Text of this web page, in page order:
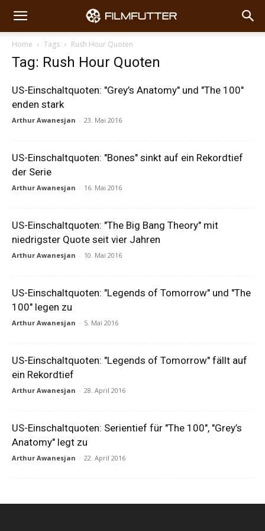
Home Tags Rush Hour Quoten
Tag: Rush Hour Quoten
US-Einschaltquoten: "Grey’s Anatomy" und "The 100"
enden stark
Arthur Awanesjan - 23. Mai 2016
US-Einschaltquoten: "Bones" sinkt auf ein Rekordtief
der Serie
Arthur Awanesjan - 16. Mai 2016
US-Einschaltquoten: "The Big Bang Theory" mit
niedrigster Quote seit vier Jahren
Arthur Awanesjan - 10. Mai 2016
US-Einschaltquoten: "Legends of Tomorrow" und "The
100" legen zu
Arthur Awanesjan - 5. Mai 2016
US-Einschaltquoten: "Legends of Tomorrow" fällt auf
ein Rekordtief
Arthur Awanesjan - 28. April 2016
US-Einschaltquoten: Serientief für "The 100", "Grey’s
Anatomy" legt zu
Arthur Awanesjan - 22. April 2016